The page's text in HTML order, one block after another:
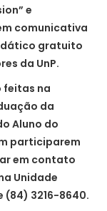
e
comunicativa
gratuito
da UnP.
feitas na
da
Aluno do
participarem
em contato
Unidade
(84) 3216-8640.